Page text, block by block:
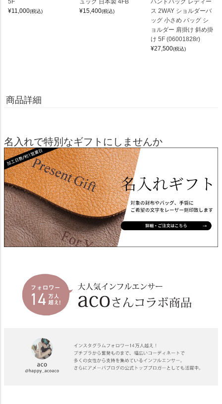
¥11,000(税込)
¥15,400(税込)
ス 2WAY ショルダーバ
ッグ 小さめ バッグ シ
ョルダー 肩掛け 斜め掛
け 5F (06001828r)
¥27,500(税込)
商品詳細
名入れで特別なギフトにしませんか